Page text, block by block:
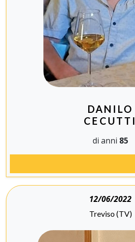
DANILO
CECUTTI
di anni 85
12/06/2022
Treviso (TV)